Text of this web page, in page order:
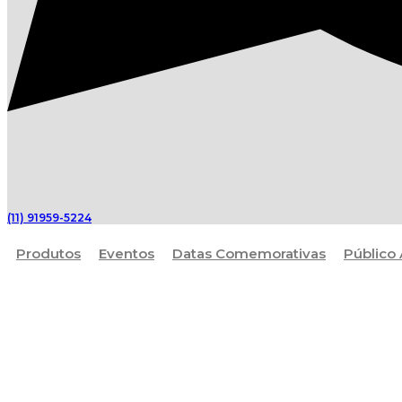
(11) 91959-5224
Produtos Eventos Datas Comemorativas Público